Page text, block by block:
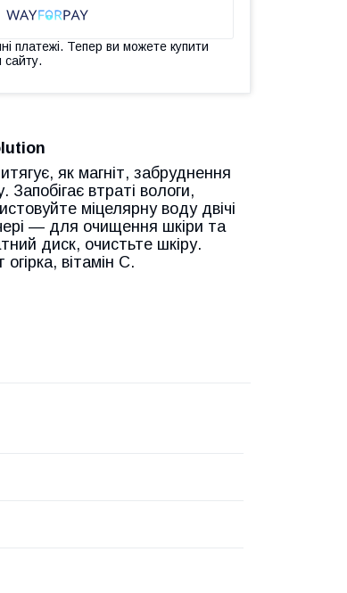
платежі. Тепер ви можете купити
як магніт, забруднення
втраті вологи,
міцелярну воду двічі
— для очищення шкіри та
диск, очистьте шкіру.
вітамін С.